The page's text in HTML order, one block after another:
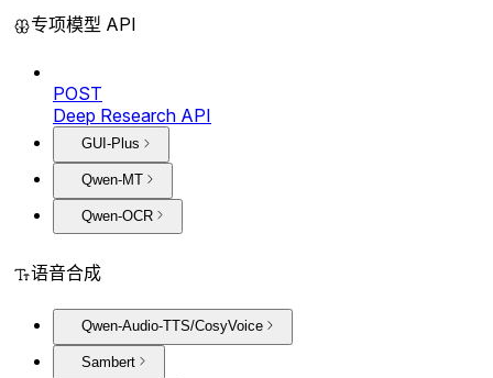
专项模型 API
POST
Deep Research API
GUI-Plus
Qwen-MT
Qwen-OCR
语音合成
Qwen-Audio-TTS/CosyVoice
Sambert